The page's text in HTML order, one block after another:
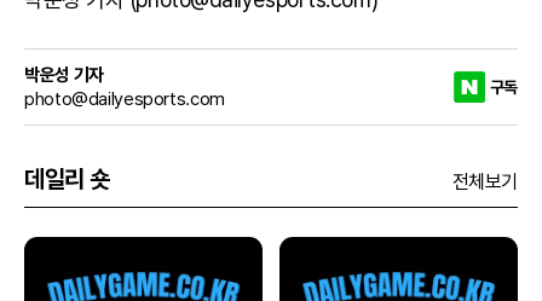
박운성 기자
photo@dailyesports.com
구독
데일리 숏 전체보기